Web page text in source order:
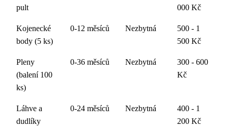
pult
000 Kč
Kojenecké
body (5 ks)
0-12 měsíců Nezbytná
500 - 1
500 Kč
Pleny
(balení 100
ks)
0-36 měsíců Nezbytná
300 - 600
Kč
Láhve a
dudlíky
0-24 měsíců Nezbytná
400 - 1
200 Kč